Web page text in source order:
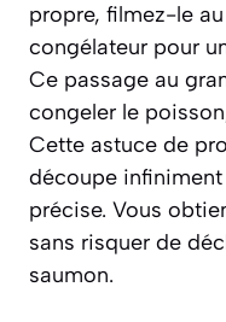
propre, filmez-le
congélateur pour
Ce passage au
congeler le
Cette astuce de
découpe
précise. Vous
sans risquer de
saumon.